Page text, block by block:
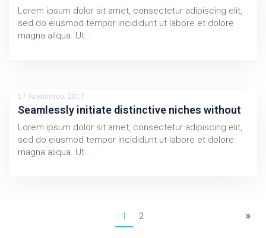
Lorem ipsum dolor sit amet, consectetur adipiscing elit,
sed do eiusmod tempor incididunt ut labore et dolore
magna aliqua. Ut…
17 Αυγούστου, 2017
Seamlessly initiate distinctive niches without
Lorem ipsum dolor sit amet, consectetur adipiscing elit,
sed do eiusmod tempor incididunt ut labore et dolore
magna aliqua. Ut…
1 2